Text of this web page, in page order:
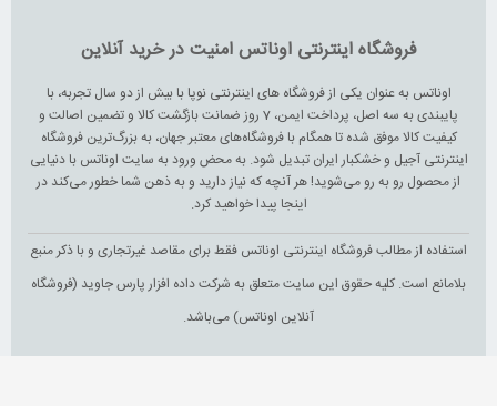
فروشگاه اینترنتی اوناتس امنیت در خرید آنلاین
اوناتس به عنوان یکی از فروشگاه های اینترنتی نوپا با بیش از دو سال تجربه، با
پایبندی به سه اصل، پرداخت ایمن، 7 روز ضمانت بازگشت کالا و تضمین اصالت و
کیفیت کالا موفق شده تا همگام با فروشگاه‌های معتبر جهان، به بزرگ‌ترین فروشگاه
اینترنتی آجیل و خشکبار ایران تبدیل شود. به محض ورود به سایت اوناتس با دنیایی
از محصول رو به رو می‌شوید! هر آنچه که نیاز دارید و به ذهن شما خطور می‌کند در
اینجا پیدا خواهید کرد.
استفاده از مطالب فروشگاه اینترنتی اوناتس فقط برای مقاصد غیرتجاری و با ذکر منبع
بلامانع است. کلیه حقوق این سایت متعلق به شرکت داده افزار پارس جاوید (فروشگاه
آنلاین اوناتس) می‌باشد.